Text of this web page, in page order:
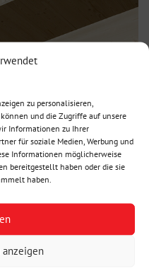
zu personalisieren,
und die Zugriffe auf unsere
Informationen zu Ihrer
für soziale Medien, Werbung und
Informationen möglicherweise
bereitgestellt haben oder die sie
haben.
Dächer